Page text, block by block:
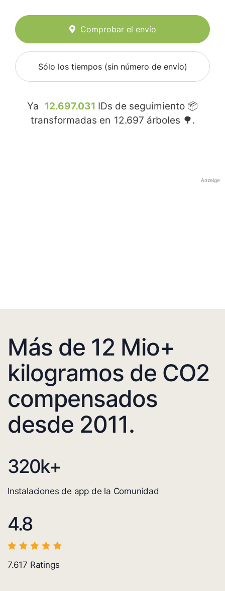
Comprobar el envío
Sólo los tiempos (sin número de envío)
Ya 12.697.031 IDs de seguimiento 📦
transformadas en 12.697 árboles 🌳.
Anzeige
Más de 12 Mio+
kilogramos de CO2
compensados
desde 2011.
320k+
Instalaciones de app de la Comunidad
4.8
7.617 Ratings